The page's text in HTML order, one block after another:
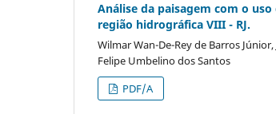
Análise da paisagem com o
região hidrográfica VIII - RJ.
Wilmar Wan-De-Rey de Barros
Felipe Umbelino dos Santos
PDF/A